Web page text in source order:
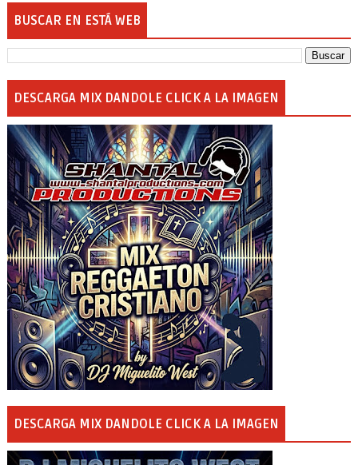
BUSCAR EN ESTÁ WEB
DESCARGA MIX DANDOLE CLICK A LA IMAGEN
DESCARGA MIX DANDOLE CLICK A LA IMAGEN